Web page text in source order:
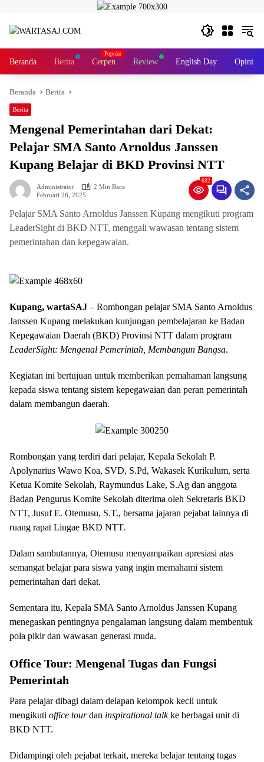
Beranda Berita Cerpen Review English Day Opini
Beranda Berita
Berita
Mengenal Pemerintahan dari Dekat:
Pelajar SMA Santo Arnoldus Janssen
Kupang Belajar di BKD Provinsi NTT
Administrator
2 Min Baca
Februari 26, 2025
682
Pelajar SMA Santo Arnoldus Janssen Kupang mengikuti program
LeaderSight di BKD NTT, menggali wawasan tentang sistem
pemerintahan dan kepegawaian.
Kupang, wartaSAJ – Rombongan pelajar SMA Santo Arnoldus
Janssen Kupang melakukan kunjungan pembelajaran ke Badan
Kepegawaian Daerah (BKD) Provinsi NTT dalam program
LeaderSight: Mengenal Pemerintah, Membangun Bangsa.
Kegiatan ini bertujuan untuk memberikan pemahaman langsung
kepada siswa tentang sistem kepegawaian dan peran pemerintah
dalam membangun daerah.
Rombongan yang terdiri dari pelajar, Kepala Sekolah P.
Apolynarius Wawo Koa, SVD, S.Pd, Wakasek Kurikulum, serta
Ketua Komite Sekolah, Raymundus Lake, S.Ag dan anggota
Badan Pengurus Komite Sekolah diterima oleh Sekretaris BKD
NTT, Jusuf E. Otemusu, S.T., bersama jajaran pejabat lainnya di
ruang rapat Lingae BKD NTT.
Dalam sambutannya, Otemusu menyampaikan apresiasi atas
semangat belajar para siswa yang ingin memahami sistem
pemerintahan dari dekat.
Sementara itu, Kepala SMA Santo Arnoldus Janssen Kupang
menegaskan pentingnya pengalaman langsung dalam membentuk
pola pikir dan wawasan generasi muda.
Office Tour: Mengenal Tugas dan Fungsi
Pemerintah
Para pelajar dibagi dalam delapan kelompok kecil untuk
mengikuti office tourdan inspirational talkke berbagai unit di
BKD NTT.
Didampingi oleh pejabat terkait, mereka belajar tentang tugas